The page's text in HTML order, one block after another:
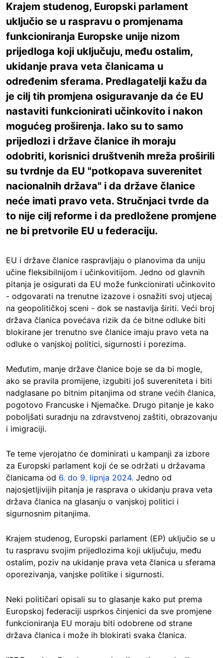
Krajem studenog, Europski parlament
uključio se u raspravu o promjenama
funkcioniranja Europske unije nizom
prijedloga koji uključuju, među ostalim,
ukidanje prava veta članicama u
određenim sferama. Predlagatelji kažu da
je cilj tih promjena osiguravanje da će EU
nastaviti funkcionirati učinkovito i nakon
mogućeg proširenja. Iako su to samo
prijedlozi i države članice ih moraju
odobriti, korisnici društvenih mreža proširili
su tvrdnje da EU "potkopava suverenitet
nacionalnih država" i da države članice
neće imati pravo veta. Stručnjaci tvrde da
to nije cilj reforme i da predložene promjene
ne bi pretvorile EU u federaciju.
EU i države članice raspravljaju o planovima da uniju
učine fleksibilnijom i učinkovitijom. Jedno od glavnih
pitanja je osigurati da EU može funkcionirati učinkovito
- odgovarati na trenutne izazove i osnažiti svoj utjecaj
na geopolitičkoj sceni - dok se nastavlja širiti. Veći broj
država članica povećava rizik da će bitne odluke biti
blokirane jer trenutno sve članice imaju pravo veta na
odluke o vanjskoj politici, sigurnosti i porezima.
Međutim, manje države članice boje se da bi mogle,
ako se pravila promijene, izgubiti još suvereniteta i biti
nadglasane po bitnim pitanjima od strane većih članica,
pogotovo Francuske i Njemačke. Drugo pitanje je kako
poboljšati suradnju na zdravstvenoj zaštiti, obrazovanju
i imigraciji.
Te teme vjerojatno će dominirati u kampanji za izbore
za Europski parlament koji će se održati u državama
članicama od 6. do 9. lipnja 2024. Jedno od
najosjetljivijih pitanja je rasprava o ukidanju prava veta
država članica na glasanju o vanjskoj politici i
sigurnosnim pitanjima.
Krajem studenog, Europski parlament (EP) uključio se u
tu raspravu svojim prijedlozima koji uključuju, među
ostalim, poziv na ukidanje prava veta članica u sferama
oporezivanja, vanjske politike i sigurnosti.
Neki političari opisali su to glasanje kako put prema
Europskoj federaciji usprkos činjenici da sve promjene
funkcioniranja EU moraju biti odobrene od strane
država članica i može ih blokirati svaka članica.